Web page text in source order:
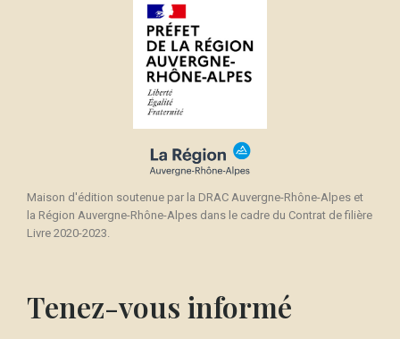
Maison d'édition soutenue par la DRAC Auvergne-Rhône-Alpes et
la Région Auvergne-Rhône-Alpes dans le cadre du Contrat de filière
Livre 2020-2023.
Tenez-vous informé